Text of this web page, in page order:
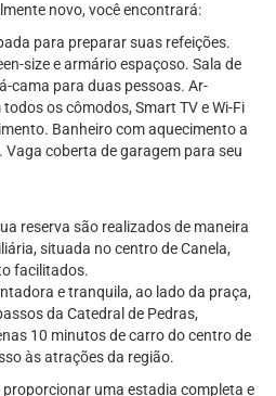
novo, você encontrará:
para preparar suas refeições.
size e armário espaçoso. Sala de
cama para duas pessoas. Ar-
os cômodos, Smart TV e Wi-Fi
Banheiro com aquecimento a
coberta de garagem para seu
reserva são realizados de maneira
situada no centro de Canela,
facilitados.
e tranquila, ao lado da praça,
da Catedral de Pedras,
10 minutos de carro do centro de
às atrações da região.
uma estadia completa e